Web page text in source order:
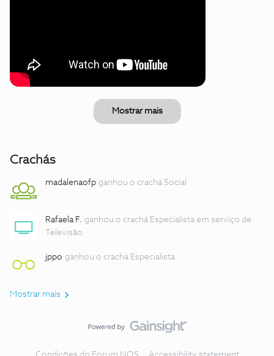
Mostrar mais
Crachás
madalenaofp ganhou o crachá Social
Rafaela F. ganhou o crachá Especialista em serviço de
Televisão
jppo ganhou o crachá Especialista
Mostrar mais